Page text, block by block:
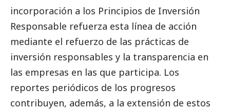
incorporación a los Principios de Inversión
Responsable refuerza esta línea de acción
mediante el refuerzo de las prácticas de
inversión responsables y la transparencia en
las empresas en las que participa. Los
reportes periódicos de los progresos
contribuyen, además, a la extensión de estos